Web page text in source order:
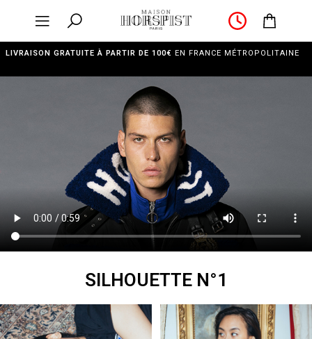
LIVRAISON GRATUITE À PARTIR DE 100€ EN FRANCE MÉTROPOLITAINE
SILHOUETTE N°1